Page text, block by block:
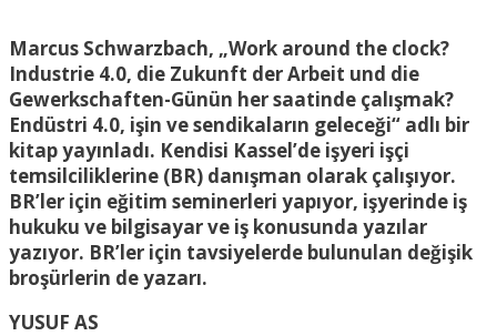
Marcus Schwarzbach, „Work around the clock?
Industrie 4.0, die Zukunft der Arbeit und die
Gewerkschaften-Günün her saatinde çalışmak?
Endüstri 4.0, işin ve sendikaların geleceği“ adlı bir
kitap yayınladı. Kendisi Kassel’de işyeri işçi
temsilciliklerine (BR) danışman olarak çalışıyor.
BR’ler için eğitim seminerleri yapıyor, işyerinde iş
hukuku ve bilgisayar ve iş konusunda yazılar
yazıyor. BR’ler için tavsiyelerde bulunulan değişik
broşürlerin de yazarı.
YUSUF AS